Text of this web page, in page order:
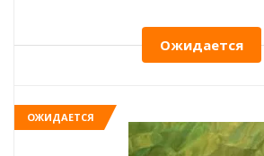
Ожидается
ОЖИДАЕТСЯ